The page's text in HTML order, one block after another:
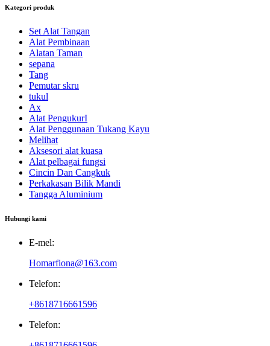
Kategori produk
Set Alat Tangan
Alat Pembinaan
Alatan Taman
sepana
Tang
Pemutar skru
tukul
Ax
Alat PengukurI
Alat Penggunaan Tukang Kayu
Melihat
Aksesori alat kuasa
Alat pelbagai fungsi
Cincin Dan Cangkuk
Perkakasan Bilik Mandi
Tangga Aluminium
Hubungi kami
E-mel:
Homarfiona@163.com
Telefon:
+8618716661596
Telefon: